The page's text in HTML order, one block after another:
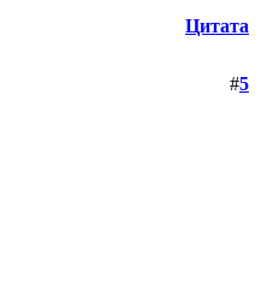
Цитата
#5